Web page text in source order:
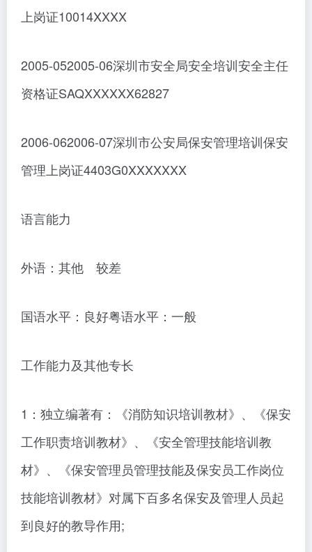
上岗证10014XXXX
2005-052005-06深圳市安全局安全培训安全主任
资格证SAQXXXXXX62827
2006-062006-07深圳市公安局保安管理培训保安
管理上岗证4403G0XXXXXXX
语言能力
外语：其他 较差
国语水平：良好粤语水平：一般
工作能力及其他专长
1：独立编著有：《消防知识培训教材》、《保安
工作职责培训教材》、《安全管理技能培训教
材》、《保安管理员管理技能及保安员工作岗位
技能培训教材》对属下百多名保安及管理人员起
到良好的教导作用;